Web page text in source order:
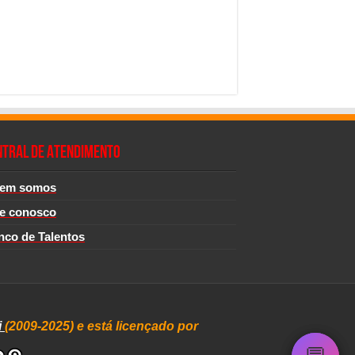
DE ATENDIMENTO
somos
conosco
de Talentos
(2009-2025) e está licençado por